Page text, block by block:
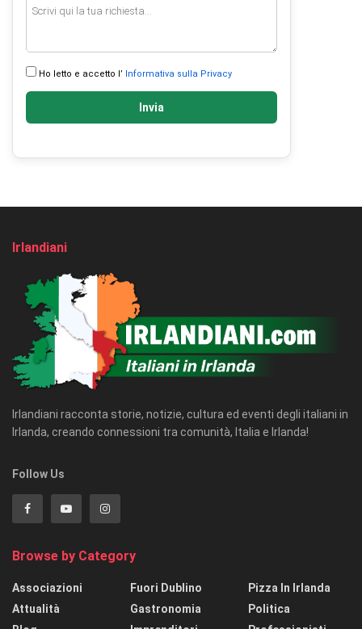
Ho letto e accetto l’ Informativa sulla Privacy
Invia
Irlandiani
Irlandiani racconta storie, notizie, cultura ed eventi degli italiani in
Irlanda, creando connessioni tra comunità, Italia e Irlanda!
Follow Us
Browse by Category
Associazioni
Attualità
Fuori Dublino
Gastronomia
Pizza In Irlanda
Politica